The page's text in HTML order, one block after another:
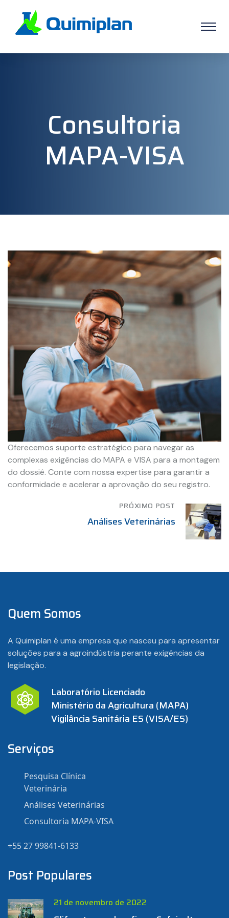
Consultoria
MAPA-VISA
Oferecemos suporte estratégico para navegar as
complexas exigências do MAPA e VISA para a montagem
do dossiê. Conte com nossa expertise para garantir a
conformidade e acelerar a aprovação do seu registro.
PRÓXIMO POST
Análises Veterinárias
Quem Somos
A Quimiplan é uma empresa que nasceu para apresentar
soluções para a agroindústria perante exigências da
legislação.
Laboratório Licenciado
Ministério da Agricultura (MAPA)
Vigilância Sanitária ES (VISA/ES)
Serviços
Pesquisa Clínica
Veterinária
Análises Veterinárias
Consultoria MAPA-VISA
+55 27 99841-6133
Post Populares
21 de novembro de 2022